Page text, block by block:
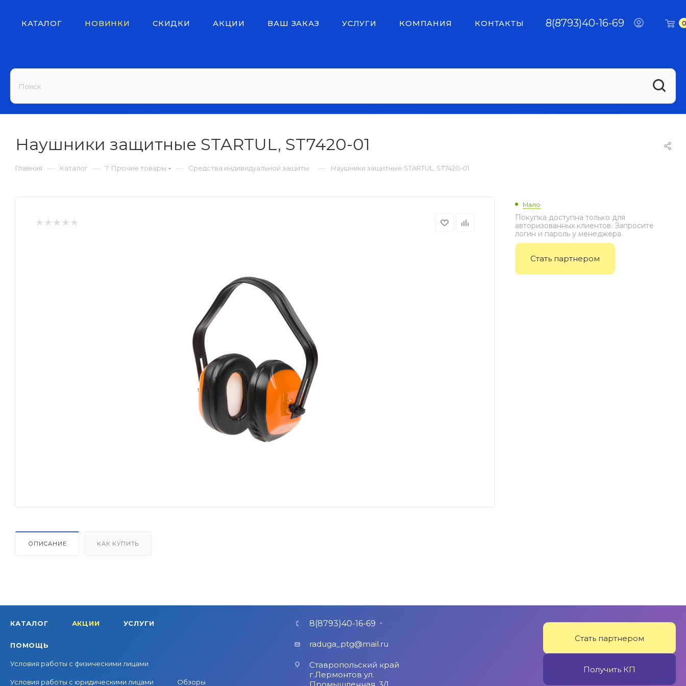
8(8793)40-16-69
КАТАЛОГ НОВИНКИ СКИДКИ АКЦИИ ВАШ ЗАКАЗ УСЛУГИ КОМПАНИЯ КОНТАКТЫ 0
Наушники защитные STARTUL, ST7420-01
Главная — Каталог — 7. Прочие товары — Средства индивидуальной защиты — Наушники защитные STARTUL, ST7420-01
ОПИСАНИЕ КАК КУПИТЬ
Мало
Покупка доступна только для
авторизованных клиентов. Запросите
логин и пароль у менеджера.
Стать партнером
КАТАЛОГ АКЦИИ УСЛУГИ
ПОМОЩЬ
Условия работы с физическими лицами
Условия работы с юридическими лицами Обзоры
8(8793)40-16-69
raduga_ptg@mail.ru
Ставропольский край
г.Лермонтов ул.
Стать партнером
Получить КП